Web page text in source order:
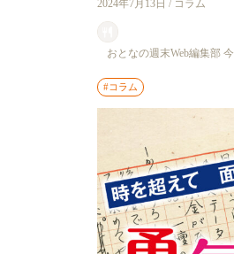
2024年7月13日 / コラム
おとなの週末Web編集部
#コラム